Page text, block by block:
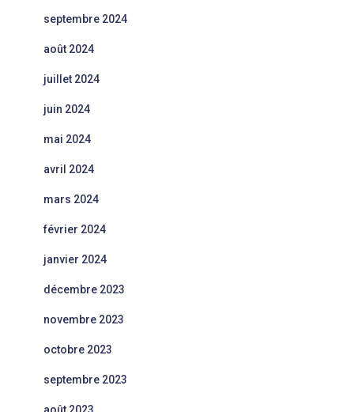
septembre 2024
août 2024
juillet 2024
juin 2024
mai 2024
avril 2024
mars 2024
février 2024
janvier 2024
décembre 2023
novembre 2023
octobre 2023
septembre 2023